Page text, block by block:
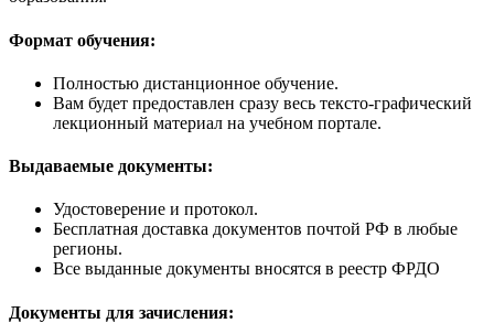
Формат обучения:
Полностью дистанционное обучение.
Вам будет предоставлен сразу весь тексто-графический
лекционный материал на учебном портале.
Выдаваемые документы:
Удостоверение и протокол.
Бесплатная доставка документов почтой РФ в любые
регионы.
Все выданные документы вносятся в реестр ФРДО
Документы для зачисления: